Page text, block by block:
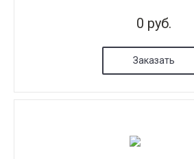
0 руб.
Заказать